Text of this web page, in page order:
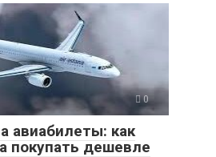
0
авиабилеты: как
покупать дешевле